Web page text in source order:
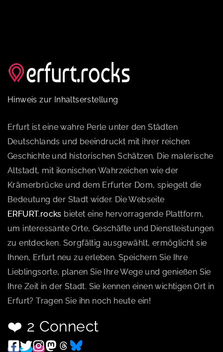
Hinweis zur Inhaltserstellung
Erfurt ist eine wahre Perle unter den Städten
Deutschlands und beeindruckt mit ihrer reichen
Geschichte und historischen Schätzen. Die malerische
Altstadt, mit ikonischen Wahrzeichen wie der
Krämerbrücke und dem Erfurter Dom, spiegelt die
Bedeutung der Stadt wider. Die Webseite
ERFURT.rocks bietet eine hervorragende Plattform,
um interessante Orte, Geschäfte und Dienstleistungen
zu entdecken. Sorgfältig ausgewählt, ermöglicht sie
Ihnen, Erfurt neu zu erleben. Speichern Sie Ihre
Lieblingsorte, planen Sie Ihre Wege und genießen Sie
Ihre Zeit in der Stadt. Sie kennen einen wichtigen Ort in
Erfurt? Tragen Sie ihn noch heute ein!
❤️ 2 Connect